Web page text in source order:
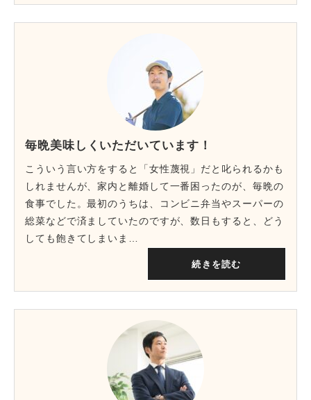
毎晩美味しくいただいています！
こういう言い方をすると「女性蔑視」だと叱られるかも
しれませんが、家内と離婚して一番困ったのが、毎晩の
食事でした。最初のうちは、コンビニ弁当やスーパーの
総菜などで済ましていたのですが、数日もすると、どう
しても飽きてしまいま…
続きを読む